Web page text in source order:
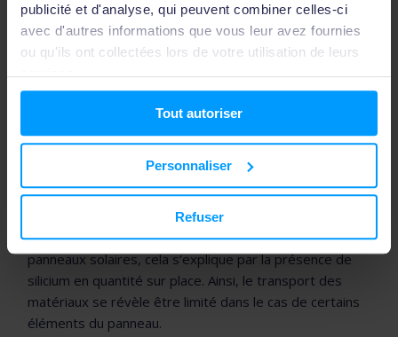
publicité et d'analyse, qui peuvent combiner celles-ci
avec d'autres informations que vous leur avez fournies
ou qu'ils ont collectées lors de votre utilisation de leurs
services.
Tout autoriser
Personnaliser
Refuser
Les métaux récupérés en grande quantité pour la
fabrication des panneaux solaires sont issus de mines à
ciel ouvert. Ils ne nécessitent pas de processus
chimiques pour les extraire,à l’inverse des terres
Étape 2 – Transporter les matériaux
Que ce soit en avion, en navire ou en camion, les
transports de matériaux entraînent des émissions de
gaz à effet de serre. Néanmoins, la Chine étant
historiquement le plus grand pays fournisseur de
panneaux solaires, cela s’explique par la présence de
silicium en quantité sur place. Ainsi, le transport des
matériaux se révèle être limité dans le cas de certains
éléments du panneau.